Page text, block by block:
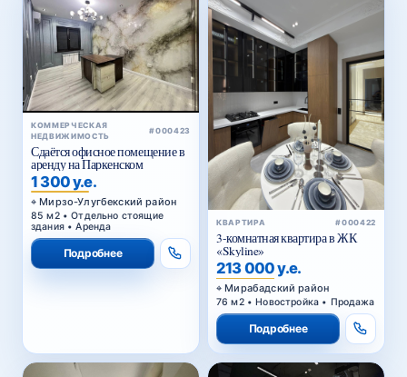
КОММЕРЧЕСКАЯ
НЕДВИЖИМОСТЬ
#000423
Сдаётся офисное помещение в
аренду на Паркенском
1 300 у.е.
Мирзо-Улугбекский район
85 м2 • Отдельно стоящие
здания • Аренда
Подробнее
КВАРТИРА #000422
3-комнатная квартира в ЖК
«Skyline»
213 000 у.е.
Мирабадский район
76 м2 • Новостройка • Продажа
Подробнее